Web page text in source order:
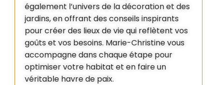
également l’univers de la décoration et des
jardins, en offrant des conseils inspirants
pour créer des lieux de vie qui reflètent vos
goûts et vos besoins. Marie-Christine vous
accompagne dans chaque étape pour
optimiser votre habitat et en faire un
véritable havre de paix.